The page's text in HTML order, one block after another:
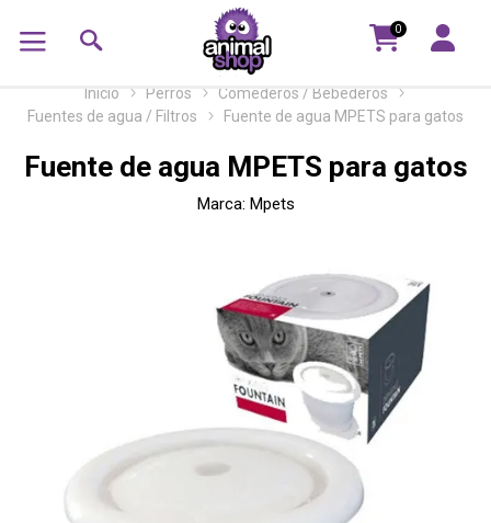
0
Inicio Perros
Comederos / Bebederos
Fuentes de agua / Filtros
Fuente de agua MPETS para gatos
Fuente de agua MPETS para gatos
Marca: Mpets